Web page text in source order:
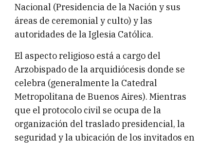
Nacional (Presidencia de la Nación y sus
áreas de ceremonial y culto) y las
autoridades de la Iglesia Católica.
El aspecto religioso está a cargo del
Arzobispado de la arquidiócesis donde se
celebra (generalmente la Catedral
Metropolitana de Buenos Aires). Mientras
que el protocolo civil se ocupa de la
organización del traslado presidencial, la
seguridad y la ubicación de los invitados en